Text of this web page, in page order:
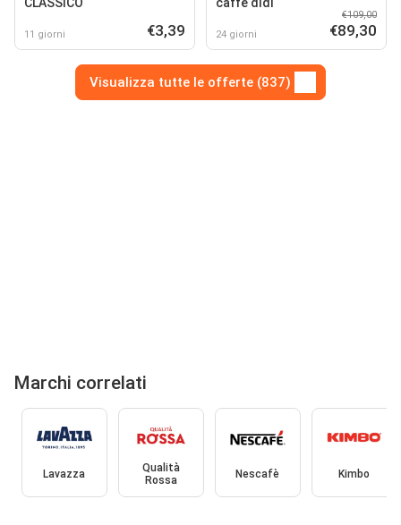
11 giorni €3,39 24 giorni
€109,00
€89,30
Visualizza tutte le offerte (837)
Marchi correlati
Lavazza
Qualità
Rossa
Nescafè Kimbo